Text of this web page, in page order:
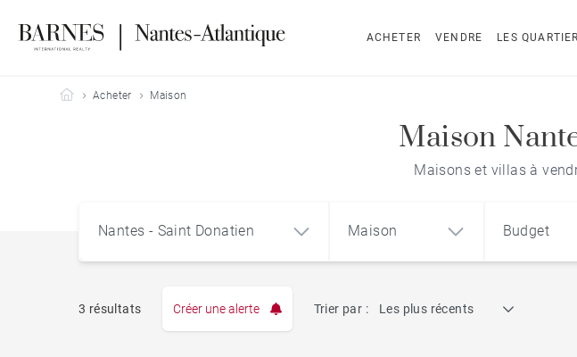
ACHETER VENDRE LES
Barnes Nantes-Atlantique
Acheter Maison
Maison
Maisons et villas à
Nantes - Saint Donatien Maison Budget
3 résultats Créer une alerte Trier par : Les plus récents